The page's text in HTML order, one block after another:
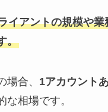
イアントの規模や
。
場合、 1アカウント
な相場です。